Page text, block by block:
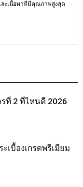
ละเนื้อหาที่มีคุณภาพสูงสุด
ที่ 2 ที่ไหนดี 2026
เบื้องเกรดพรีเมียม